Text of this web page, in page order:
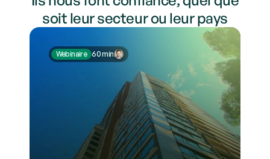
soit leur secteur ou leur pays
Webinaire 60 min